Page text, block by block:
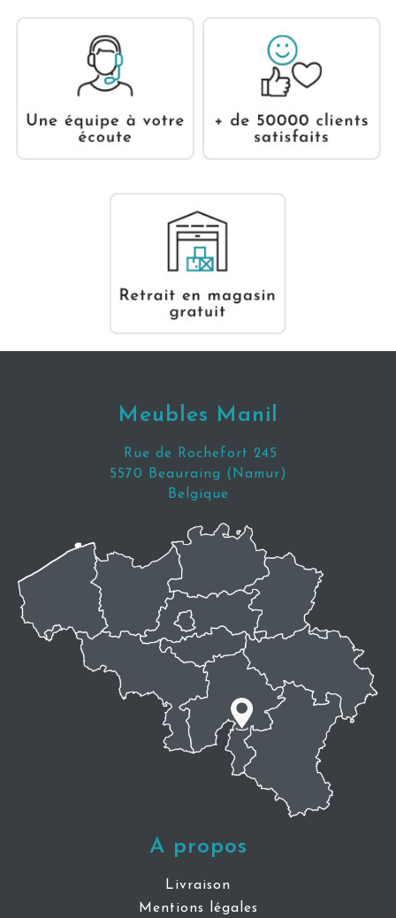
Meubles Manil
Rue de Rochefort 245
5570 Beauraing (Namur)
Belgique
A propos
Livraison
Mentions légales